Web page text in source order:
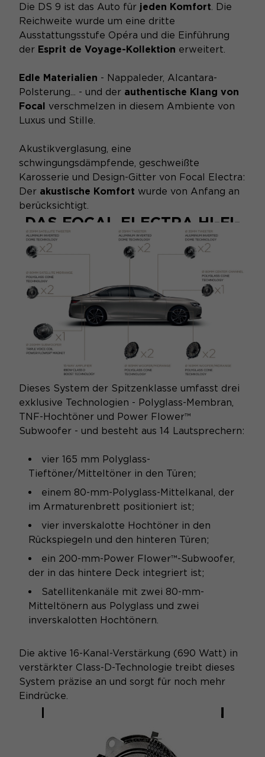
Die DS 9 ist das Auto für jeden Komfort. Die
Reichweite wurde um eine dritte
Ausstattungsstufe Opéra und die Einführung
der Esprit de Voyage-Kollektion erweitert.
Edle Materialien - Nappaleder, Alcantara-
Polsterung... - und der authentische Klang von
Focal verschmelzen in diesem Ambiente von
Luxus und Stille.
Akustikverglasung, eine
schwingungsdämpfende, geschweißte
Karosserie und Design-Gitter von Focal Electra:
Der akustische Komfort wurde von Anfang an
berücksichtigt.
DAS FOCAL ELECTRA HI-FI-
SYSTEM
Dieses System der Spitzenklasse umfasst drei
exklusive Technologien - Polyglass-Membran,
TNF-Hochtöner und Power Flower™
Subwoofer - und besteht aus 14 Lautsprechern:
vier 165 mm Polyglass-
Tieftöner/Mitteltöner in den Türen;
einem 80-mm-Polyglass-Mittelkanal, der
im Armaturenbrett positioniert ist;
vier inverskalotte Hochtöner in den
Rückspiegeln und den hinteren Türen;
ein 200-mm-Power Flower™-Subwoofer,
der in das hintere Deck integriert ist;
Satellitenkanäle mit zwei 80-mm-
Mitteltönern aus Polyglass und zwei
inverskalotten Hochtönern.
Die aktive 16-Kanal-Verstärkung (690 Watt) in
verstärkter Class-D-Technologie treibt dieses
System präzise an und sorgt für noch mehr
Eindrücke.
FOCAL-TECHNOLOGIEN